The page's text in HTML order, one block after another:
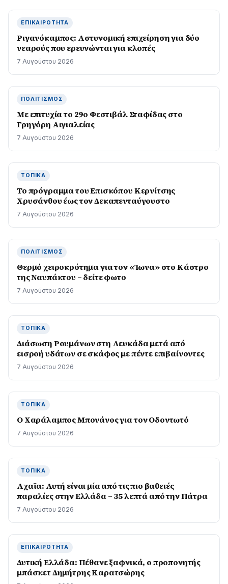
ΕΠΙΚΑΙΡΌΤΗΤΑ
Ριγανόκαμπος: Αστυνομική επιχείρηση για δύο
νεαρούς που ερευνώνται για κλοπές
7 Αυγούστου 2026
ΠΟΛΙΤΙΣΜΌΣ
Με επιτυχία το 29ο Φεστιβάλ Σταφίδας στο
Γρηγόρη Aιγιαλείας
7 Αυγούστου 2026
ΤΟΠΙΚΆ
Το πρόγραμμα του Επισκόπου Κερνίτσης
Χρυσάνθου έως τον Δεκαπενταύγουστο
7 Αυγούστου 2026
ΠΟΛΙΤΙΣΜΌΣ
Θερμό χειροκρότημα για τον «Ίωνα» στο Κάστρο
της Ναυπάκτου – δείτε φωτο
7 Αυγούστου 2026
ΤΟΠΙΚΆ
Διάσωση Ρουμάνων στη Λευκάδα μετά από
εισροή υδάτων σε σκάφος με πέντε επιβαίνοντες
7 Αυγούστου 2026
ΤΟΠΙΚΆ
Ο Χαράλαμπος Μπονάνος για τον Οδοντωτό
7 Αυγούστου 2026
ΤΟΠΙΚΆ
Aχαϊα: Αυτή είναι μία από τις πιο βαθειές
παραλίες στην Ελλάδα – 35 λεπτά από την Πάτρα
7 Αυγούστου 2026
ΕΠΙΚΑΙΡΌΤΗΤΑ
Δυτική Ελλάδα: Πέθανε ξαφνικά, ο προπονητής
μπάσκετ Δημήτρης Καρατσώρης